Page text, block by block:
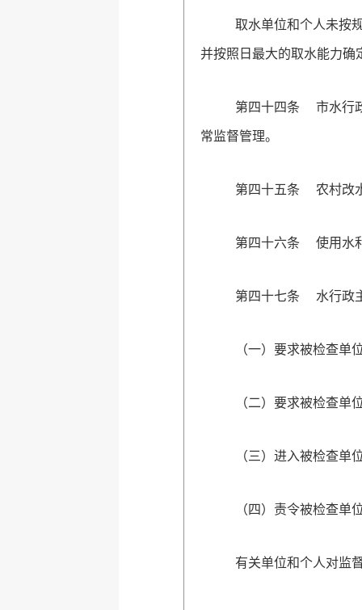
取水单位和个人未按
并按照日最大的取水能力确
第四十四条 市水行
常监督管理。
第四十五条 农村改
第四十六条 使用水
第四十七条 水行政
（一）要求被检查单
（二）要求被检查单
（三）进入被检查单
（四）责令被检查单
有关单位和个人对监